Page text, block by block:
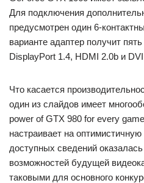
Для подключения
предусмотрен один 6-
варианте адаптер получит
DisplayPort 1.4, HDMI 2.0b и
Что касается
один из слайдов имеет
power of GTX 980 for every
настраивает на
доступных сведений
возможностей будущей
таковыми для основного